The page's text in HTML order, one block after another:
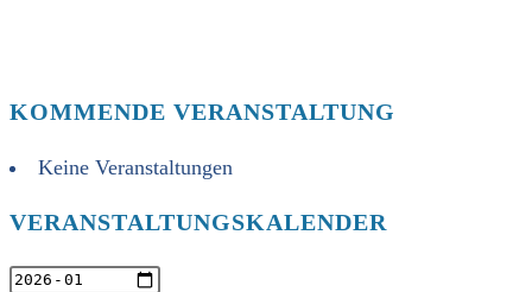
KOMMENDE VERANSTALTUNG
Keine Veranstaltungen
VERANSTALTUNGSKALENDER